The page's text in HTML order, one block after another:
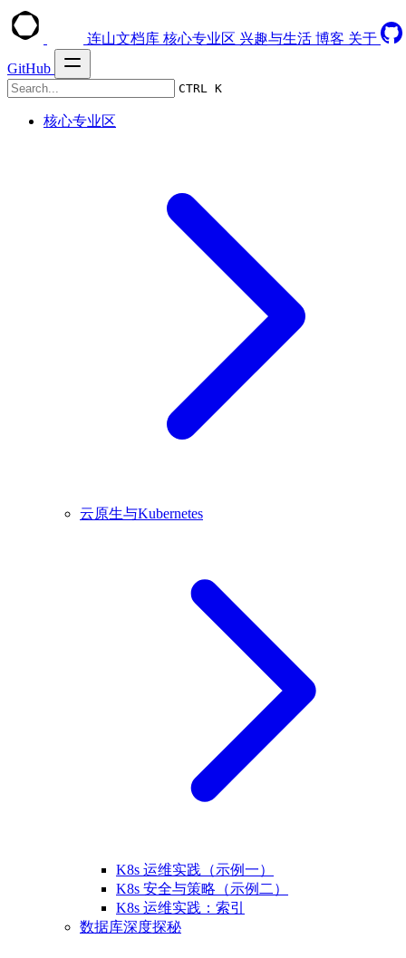
连山文档库 核心专业区 兴趣与生活 博客 关于
GitHub
CTRL K
核心专业区
云原生与Kubernetes
K8s 运维实践（示例一）
K8s 安全与策略（示例二）
K8s 运维实践：索引
数据库深度探秘